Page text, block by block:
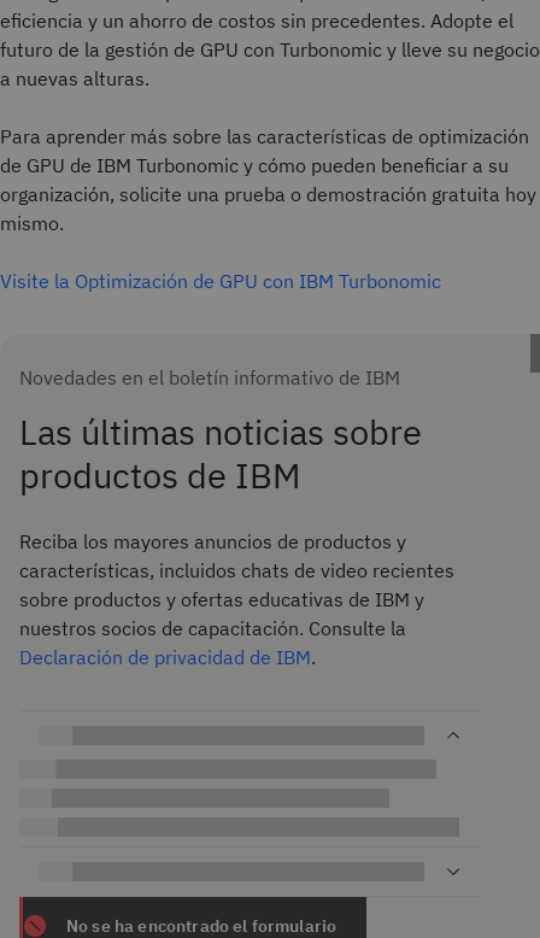
eficiencia y un ahorro de costos sin precedentes. Adopte el
futuro de la gestión de GPU con Turbonomic y lleve su negocio
a nuevas alturas.
Para aprender más sobre las características de optimización
de GPU de IBM Turbonomic y cómo pueden beneficiar a su
organización, solicite una prueba o demostración gratuita hoy
mismo.
Visite la Optimización de GPU con IBM Turbonomic
Novedades en el boletín informativo de IBM
Las últimas noticias sobre
productos de IBM
Reciba los mayores anuncios de productos y
características, incluidos chats de video recientes
sobre productos y ofertas educativas de IBM y
nuestros socios de capacitación. Consulte la
Declaración de privacidad de IBM.
No se ha encontrado el formulario